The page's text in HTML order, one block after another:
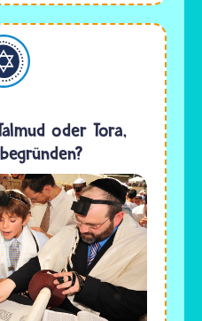
oder Tora,